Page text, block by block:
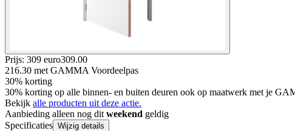
Prijs: 309 euro309.00
216.30 met GAMMA Voordeelpas
30% korting
30% korting op alle binnen- en buiten deuren ook op maatwerk met je
Bekijk alle producten uit deze actie.
Aanbieding alleen nog dit weekend geldig
Specificaties Wijzig details